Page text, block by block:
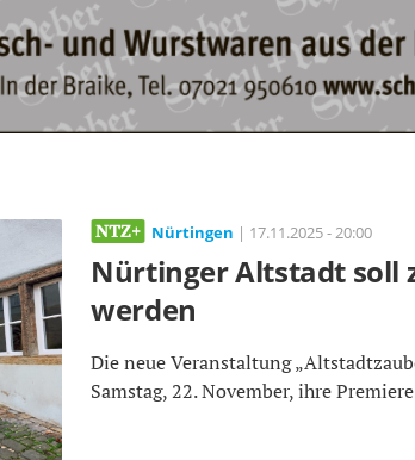
Nürtingen | 17.11.2025 - 20:00
Nürtinger Altstadt soll
werden
Die neue Veranstaltung
Samstag, 22. November, ihre